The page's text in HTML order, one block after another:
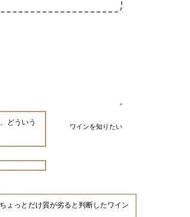
ワインを知りたい
どういう
ょっとだけ質が劣ると判断したワイン